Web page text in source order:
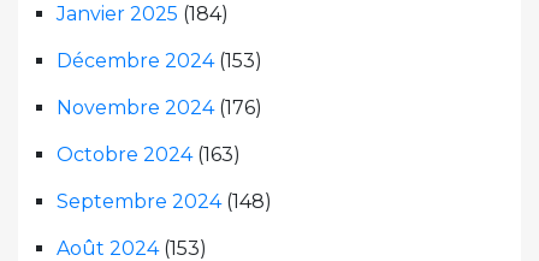
Janvier 2025 (184)
Décembre 2024(153)
Novembre 2024(176)
Octobre 2024(163)
Septembre 2024(148)
Août 2024(153)